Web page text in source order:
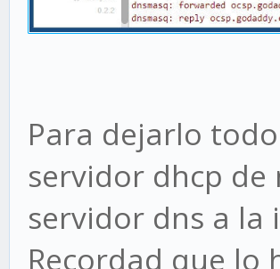
Para dejarlo
servidor dhcp
servidor dns a
Recordad que lo